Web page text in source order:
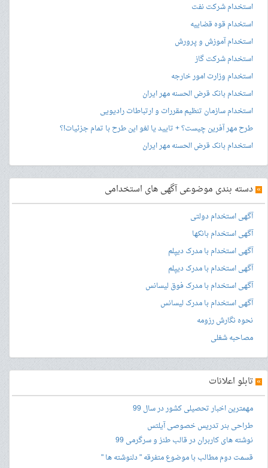
استخدام شرکت نفت
استخدام قوه قضاییه
استخدام آموزش و پرورش
استخدام شرکت گاز
استخدام وزارت امور خارجه
استخدام بانک قرض الحسنه مهر ایران
استخدام سازمان تنظیم مقررات و ارتباطات رادیویی
طرح مهر آفرین چیست؟ + تایید یا لغو این طرح با تمام جزئیات!؟
استخدام بانک قرض الحسنه مهر ایران
» دسته بندی موضوعی آگهی های استخدامی
آگهی استخدام دولتی
آگهی استخدام بانکها
آگهی استخدام با مدرک دیپلم
آگهی استخدام با مدرک دیپلم
آگهی استخدام با مدرک فوق لیسانس
آگهی استخدام با مدرک لیسانس
نحوه نگارش رزومه
مصاحبه شغلی
» تابلو اعلانات
مهمترین اخبار تحصیلی کشور در سال 99
طراحی بنرتدریس خصوصی آیلتس
نوشته های کاربران در قالب طنز و سرگرمی 99
قسمت دوم مطالب با موضوع متفرقه " دلنوشته ها "